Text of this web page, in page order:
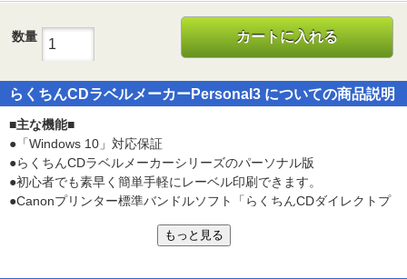
数量 カートに入れる
らくちんCDラベルメーカーPersonal3 についての商品説明
■主な機能■
●「Windows 10」対応保証
●らくちんCDラベルメーカーシリーズのパーソナル版
●初心者でも素早く簡単手軽にレーベル印刷できます。
●Canonプリンター標準バンドルソフト「らくちんCDダイレクトプ
●「テンプレートから作成モード」で簡単DVD/CDラベル作成
もっと見る